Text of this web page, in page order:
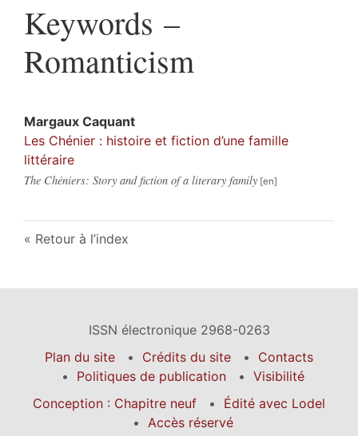
Keywords –
Romanticism
Margaux Caquant
Les Chénier : histoire et fiction d’une famille
littéraire
The Chéniers: Story and fiction of a literary family
Retour à l’index
ISSN électronique 2968-0263
Plan du site
Crédits du site
Contacts
Politiques de publication
Visibilité
Conception : Chapitre neuf
Édité avec Lodel
Accès réservé